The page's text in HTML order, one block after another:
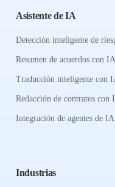
Asistente de IA
Detección inteligente de
Resumen de acuerdos con IA
Traducción inteligente con
Redacción de contratos con
Integración de agentes de IA
Industrias